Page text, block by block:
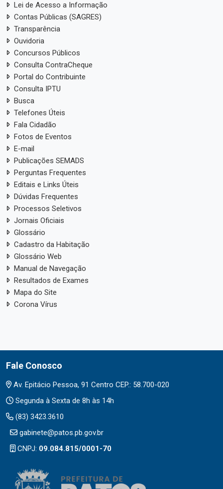
Lei de Acesso a Informação
Contas Públicas (SAGRES)
Transparência
Ouvidoria
Concursos Públicos
Consulta ContraCheque
Portal do Contribuinte
Consulta IPTU
Busca
Telefones Úteis
Fala Cidadão
Fotos de Eventos
E-mail
Publicações SEMADS
Perguntas Frequentes
Editais e Links Úteis
Dúvidas Frequentes
Processos Seletivos
Jornais Oficiais
Glossário
Cadastro da Habitação
Glossário Web
Manual de Navegação
Resultados de Exames
Mapa do Site
Corona Vírus
Fale Conosco
Av. Epitácio Pessoa, 91 Centro CEP.: 58.700-020
Segunda à Sexta de 8h às 14h
(83) 3423.3610
gabinete@patos.pb.gov.br
CNPJ: 09.084.815/0001-70